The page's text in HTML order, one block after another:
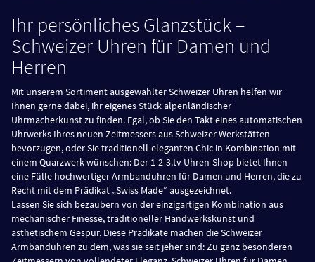
Ihr persönliches Glanzstück –
Schweizer Uhren für Damen und
Herren
Mit unserem Sortiment ausgewählter Schweizer Uhren helfen wir
Ihnen gerne dabei, ihr eigenes Stück alpenländischer
Uhrmacherkunst zu finden. Egal, ob Sie den Takt eines automatischen
Uhrwerks Ihres neuen Zeitmessers aus Schweizer Werkstätten
bevorzugen, oder Sie traditionell-eleganten Chic in Kombination mit
einem Quarzwerk wünschen: Der 1-2-3.tv Uhren-Shop bietet Ihnen
eine Fülle hochwertiger Armbanduhren für Damen und Herren, die zu
Recht mit dem Prädikat „Swiss Made“ ausgezeichnet.
Lassen Sie sich bezaubern von der einzigartigen Kombination aus
mechanischer Finesse, traditioneller Handwerkskunst und
ästhetischem Gespür. Diese Prädikate machen die Schweizer
Armbanduhren zu dem, was sie seit jeher sind: Zu ganz besonderen